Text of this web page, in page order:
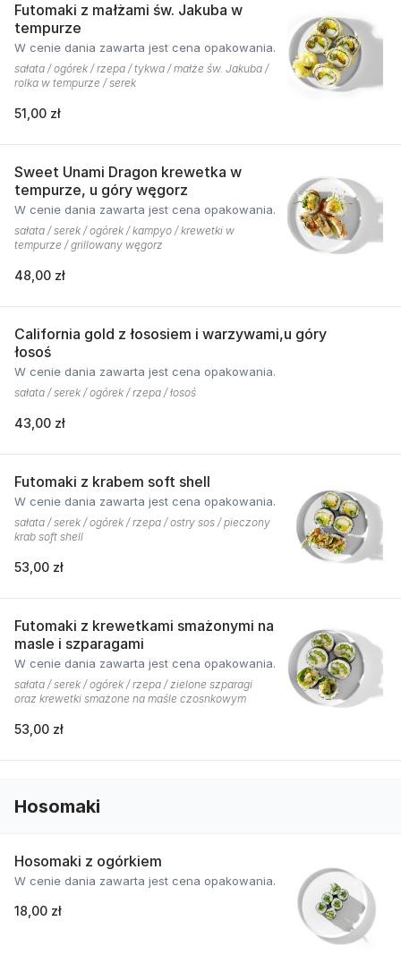
Futomaki z małżami św. Jakuba w
tempurze
W cenie dania zawarta jest cena opakowania.
sałata / ogórek / rzepa / tykwa / małże św. Jakuba /
rolka w tempurze / serek
51,00 zł
Sweet Unami Dragon krewetka w
tempurze, u góry węgorz
W cenie dania zawarta jest cena opakowania.
sałata / serek / ogórek / kampyo / krewetki w
tempurze / grillowany węgorz
48,00 zł
California gold z łososiem i warzywami,u góry
łosoś
W cenie dania zawarta jest cena opakowania.
sałata / serek / ogórek / rzepa / łosoś
43,00 zł
Futomaki z krabem soft shell
W cenie dania zawarta jest cena opakowania.
sałata / serek / ogórek / rzepa / ostry sos / pieczony
krab soft shell
53,00 zł
Futomaki z krewetkami smażonymi na
masle i szparagami
W cenie dania zawarta jest cena opakowania.
sałata / serek / ogórek / rzepa / zielone szparagi
oraz krewetki smażone na maśle czosnkowym
53,00 zł
Hosomaki
Hosomaki z ogórkiem
W cenie dania zawarta jest cena opakowania.
18,00 zł